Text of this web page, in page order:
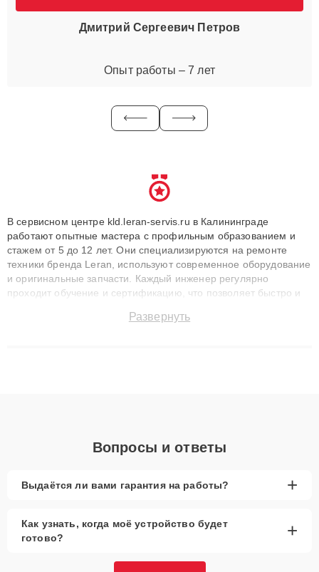
Дмитрий Сергеевич Петров
Опыт работы – 7 лет
В сервисном центре kld.leran-servis.ru в Калининграде
работают опытные мастера с профильным образованием и
стажем от 5 до 12 лет. Они специализируются на ремонте
техники бренда Leran, используют современное оборудование
и оригинальные запчасти. Каждый инженер регулярно
проходит обучение и сертификацию, что позволяет быстро и
сохранением гарантии до 3 лет. Наши мастера решают
Развернуть
Вопросы и ответы
Выдаётся ли вами гарантия на работы? +
Как узнать, когда моё устройство будет
готово?
+